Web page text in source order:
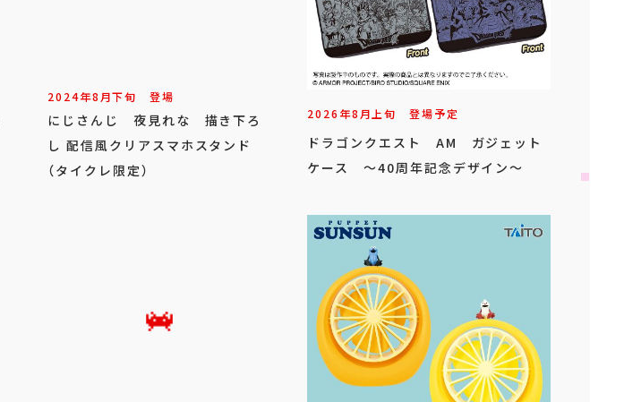
2024年8月下旬 登場
にじさんじ 夜見れな 描き下ろ
し 配信風クリアスマホスタンド
（タイクレ限定）
2026年8月上旬 登場予定
ドラゴンクエスト AM ガジェット
ケース ～40周年記念デザイン～